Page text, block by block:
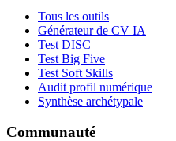
Tous les outils
Générateur de CV IA
Test DISC
Test Big Five
Test Soft Skills
Audit profil numérique
Synthèse archétypale
Communauté